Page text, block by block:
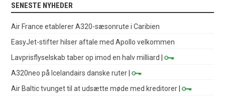
SENESTE NYHEDER
Air France etablerer A320-sæsonrute i Caribien
EasyJet-stifter hilser aftale med Apollo velkommen
Lavprisflyselskab taber op imod en halv milliard
|
A320neo på Icelandairs danske ruter |
Air Baltic tvunget til at udsætte møde med kreditorer |